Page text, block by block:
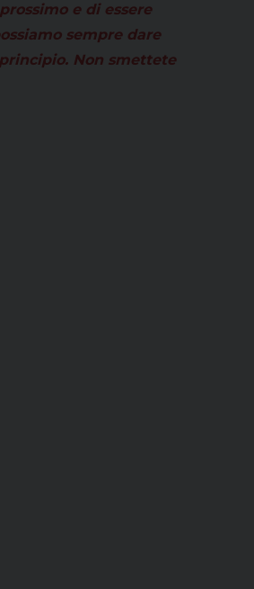
e di essere
sempre dare
Non smettete